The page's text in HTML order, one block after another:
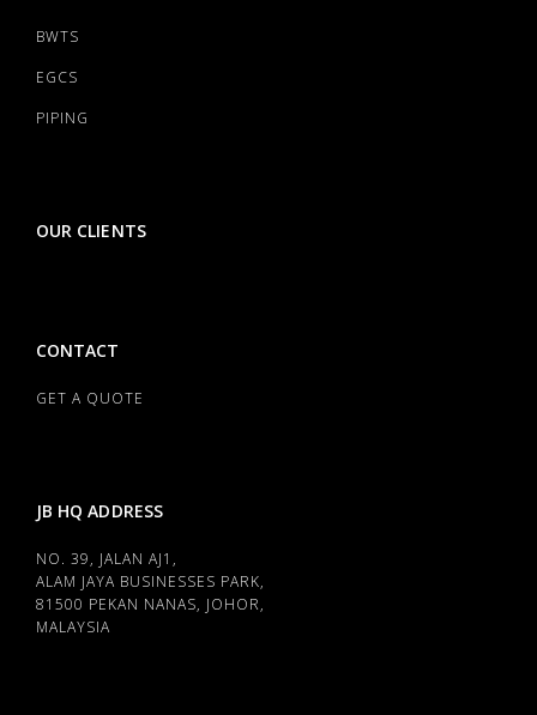
BWTS
EGCS
PIPING
OUR CLIENTS
CONTACT
GET A QUOTE
JB HQ ADDRESS
NO. 39, JALAN AJ1,
ALAM JAYA BUSINESSES PARK,
81500 PEKAN NANAS, JOHOR,
MALAYSIA